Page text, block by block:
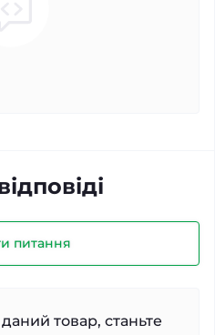
питання
товар, станьте